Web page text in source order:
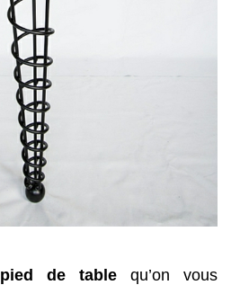
pied de table qu’on vous